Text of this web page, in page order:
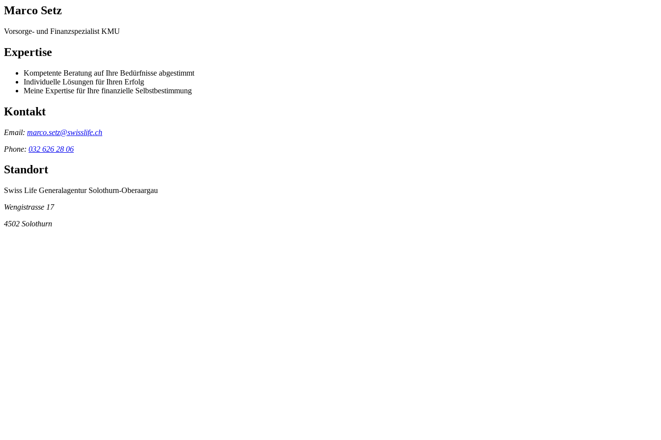
Marco Setz
Vorsorge- und Finanzspezialist KMU
Expertise
Kompetente Beratung auf Ihre Bedürfnisse abgestimmt
Individuelle Lösungen für Ihren Erfolg
Meine Expertise für Ihre finanzielle Selbstbestimmung
Kontakt
Email: marco.setz@swisslife.ch
Phone: 032 626 28 06
Standort
Swiss Life Generalagentur Solothurn-Oberaargau
Wengistrasse 17
4502 Solothurn